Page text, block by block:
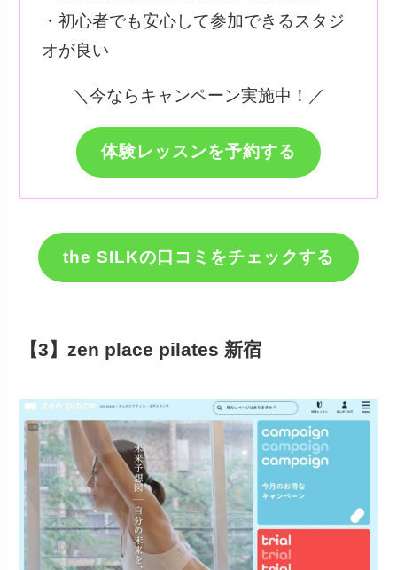
・初心者でも安心して参加できるスタジ
オが良い
＼今ならキャンペーン実施中！／
体験レッスンを予約する
the SILKの口コミをチェックする
【3】zen place pilates 新宿